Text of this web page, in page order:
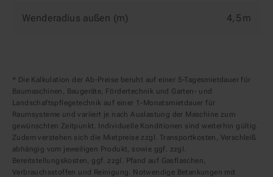
Wenderadius außen (m) 4,5 m
* Die Kalkulation der Ab-Preise beruht auf einer 5-Tagesmietdauer für
Baumaschinen, Baugeräte, Fördertechnik und Garten- und
Landschaftspflegetechnik auf einer 1-Monatsmietdauer für
Raumsysteme und variiert je nach Auslastung der Maschine zum
gewünschten Zeitpunkt. Individuelle Konditionen sind weiterhin gültig.
Zudem verstehen sich die Mietpreise zzgl. Transportkosten, Verschleiß
abhängig vom jeweiligen Produkt, sowie ggf. zzgl.
Bereitstellungskosten, ggf. zzgl. Pfand auf Gasflaschen,
Verbrauchsstoffen und Reinigung. Notwendige Betankungen mit